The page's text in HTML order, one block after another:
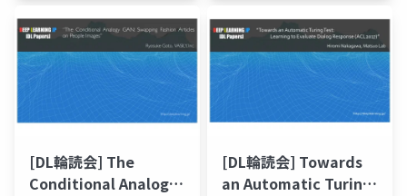
[DL輪読会] The
Conditional Analogy
[DL輪読会] Towards
an Automatic Turing